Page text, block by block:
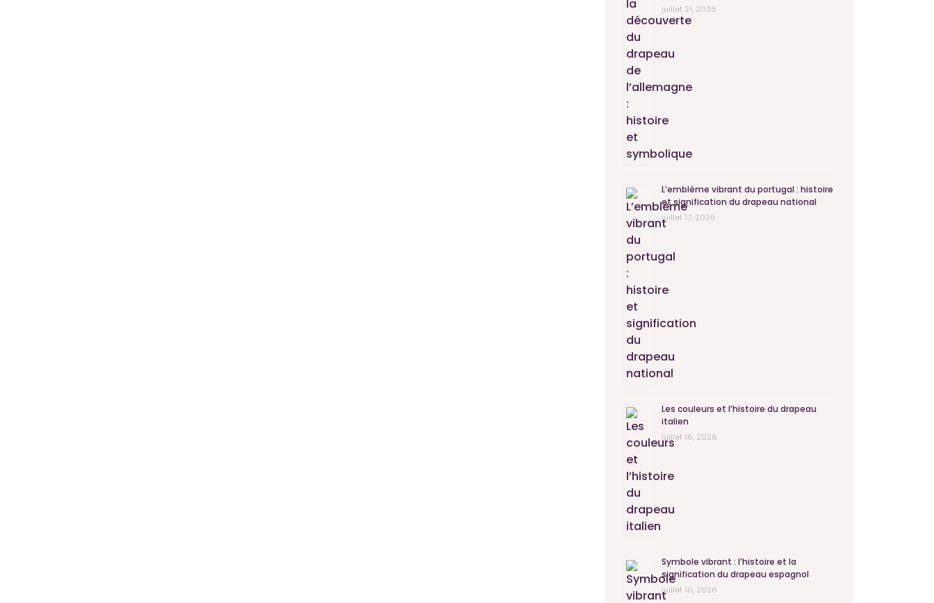
juillet 21, 2026
L’emblème vibrant du portugal : histoire
et signification du drapeau national
juillet 17, 2026
Les couleurs et l’histoire du drapeau
italien
juillet 16, 2026
Symbole vibrant : l’histoire et la
signification du drapeau espagnol
juillet 10, 2026